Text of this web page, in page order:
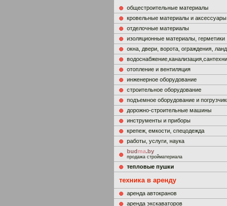
общестроительные материалы
кровельные материалы и аксессуары
отделочные материалы
изоляционные материалы, герметики
окна, двери, ворота, ограждения,
отопление и вентиляция
инженерное оборудование
строительное оборудование
подъемное оборудование и
дорожно-строительные машины
инструменты и приборы
крепеж, емкости, спецодежда
работы, услуги, наука
budma.by
продажа стройматериала
тепловые пушки
техника в аренду
аренда автокранов
аренда экскаваторов